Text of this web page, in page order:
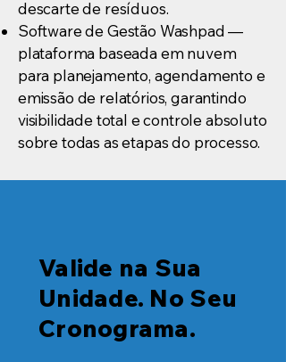
descarte de resíduos.
Software de Gestão Washpad —
plataforma baseada em nuvem
para planejamento, agendamento e
emissão de relatórios, garantindo
visibilidade total e controle absoluto
sobre todas as etapas do processo.
Valide na Sua
Unidade. No Seu
Cronograma.